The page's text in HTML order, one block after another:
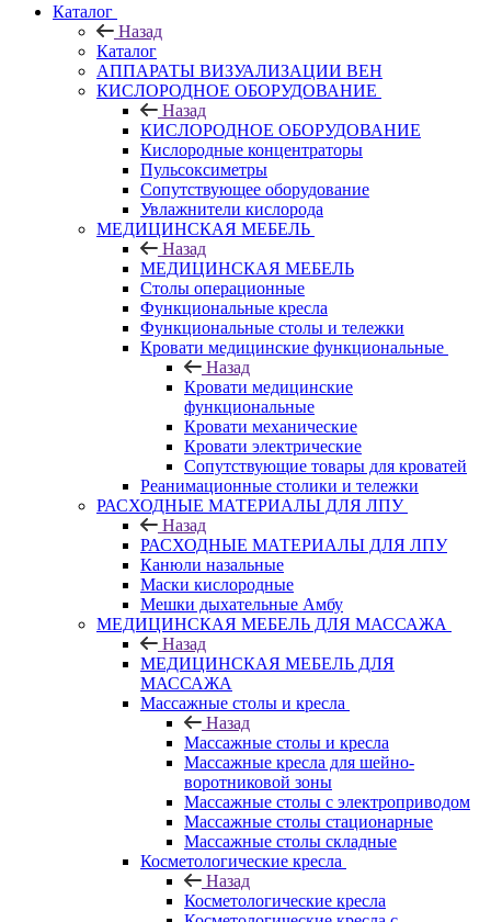
Каталог
Назад
Каталог
АППАРАТЫ ВИЗУАЛИЗАЦИИ ВЕН
КИСЛОРОДНОЕ ОБОРУДОВАНИЕ
Назад
КИСЛОРОДНОЕ ОБОРУДОВАНИЕ
Кислородные концентраторы
Пульсоксиметры
Сопутствующее оборудование
Увлажнители кислорода
МЕДИЦИНСКАЯ МЕБЕЛЬ
Назад
МЕДИЦИНСКАЯ МЕБЕЛЬ
Столы операционные
Функциональные кресла
Функциональные столы и тележки
Кровати медицинские функциональные
Назад
Кровати медицинские
функциональные
Кровати механические
Кровати электрические
Сопутствующие товары для кроватей
Реанимационные столики и тележки
РАСХОДНЫЕ МАТЕРИАЛЫ ДЛЯ ЛПУ
Назад
РАСХОДНЫЕ МАТЕРИАЛЫ ДЛЯ ЛПУ
Канюли назальные
Маски кислородные
Мешки дыхательные Амбу
МЕДИЦИНСКАЯ МЕБЕЛЬ ДЛЯ МАССАЖА
Назад
МЕДИЦИНСКАЯ МЕБЕЛЬ ДЛЯ
МАССАЖА
Массажные столы и кресла
Назад
Массажные столы и кресла
Массажные кресла для шейно-
воротниковой зоны
Массажные столы с электроприводом
Массажные столы стационарные
Массажные столы складные
Косметологические кресла
Назад
Косметологические кресла